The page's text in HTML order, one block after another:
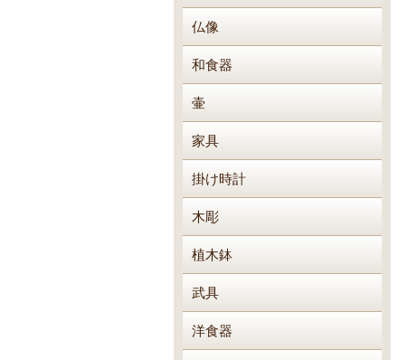
仏像
和食器
壷
家具
掛け時計
木彫
植木鉢
武具
洋食器